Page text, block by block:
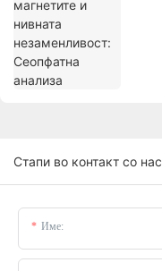
Стапи во контакт со нас
Име: